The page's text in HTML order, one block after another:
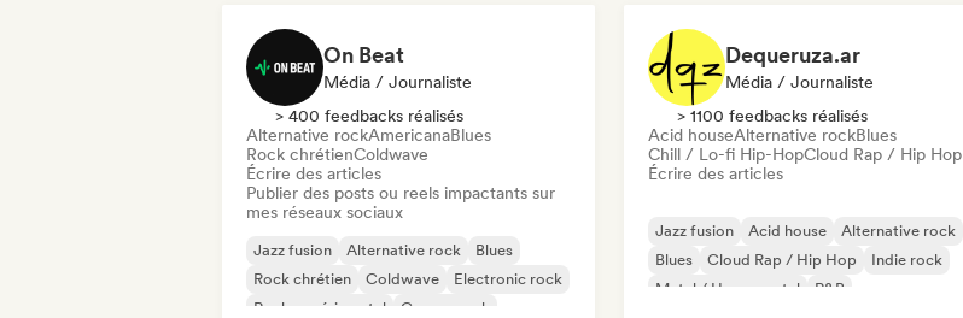
On Beat
Média / Journaliste
> 400 feedbacks réalisés
Alternative rockAmericanaBlues
Rock chrétienColdwave
Écrire des articles
Publier des posts ou reels impactants sur
mes réseaux sociaux
Jazz fusion Alternative rock
Blues
Rock chrétien
Coldwave
Electronic rock
Rock expérimental
Garage rock
Dequeruza.ar
Média / Journaliste
> 1100 feedbacks réalisés
Acid houseAlternative rockBlues
Chill / Lo-fi Hip-HopCloud Rap / Hip Hop
Écrire des articles
Jazz fusion Acid house
Alternative rock
Blues
Cloud Rap / Hip Hop
Indie rock
Metal / Heavy metal
R&B